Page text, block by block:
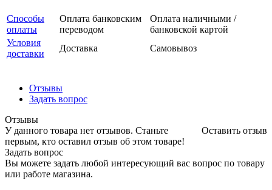
Способы
оплаты
Оплата банковским
переводом
Оплата наличными /
банковской картой
Условия
доставки
Доставка Самовывоз
Отзывы
Задать вопрос
Отзывы
Оставить отзыв
У данного товара нет отзывов. Станьте
первым, кто оставил отзыв об этом товаре!
Задать вопрос
Вы можете задать любой интересующий вас вопрос по товару
или работе магазина.